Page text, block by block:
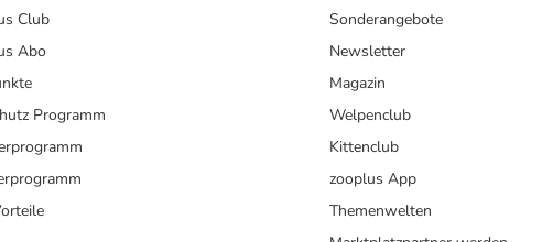
Club
Abo
Programm
Sonderangebote
Newsletter
Magazin
Welpenclub
Kittenclub
zooplus App
Themenwelten